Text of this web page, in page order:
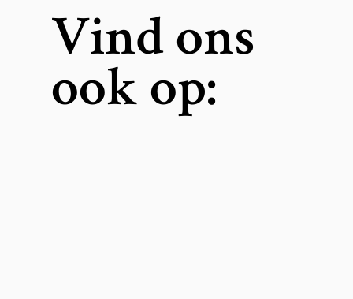
Vind ons
ook op: